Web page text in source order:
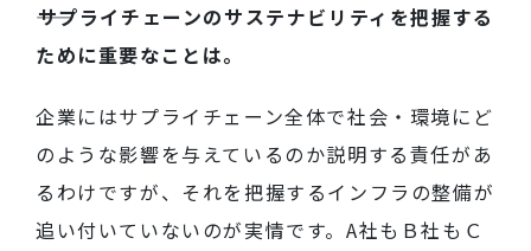
――サプライチェーンのサステナビリティを把握する
ために重要なことは。
企業にはサプライチェーン全体で社会・環境にど
のような影響を与えているのか説明する責任があ
るわけですが、それを把握するインフラの整備が
追い付いていないのが実情です。 A社も Ｂ社もＣ